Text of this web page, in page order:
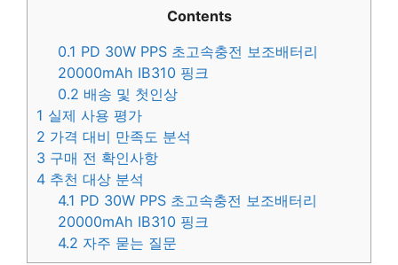
Contents
0.1 PD 30W PPS 초고속충전 보조배터리
20000mAh IB310 핑크
0.2 배송 및 첫인상
1 실제 사용 평가
2 가격 대비 만족도 분석
3 구매 전 확인사항
4 추천 대상 분석
4.1 PD 30W PPS 초고속충전 보조배터리
20000mAh IB310 핑크
4.2 자주 묻는 질문